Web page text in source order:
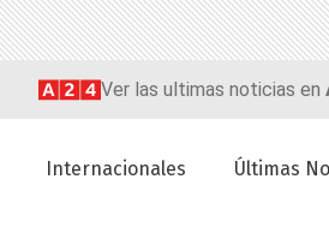
Ver las ultimas noticias en
Internacionales Últimas